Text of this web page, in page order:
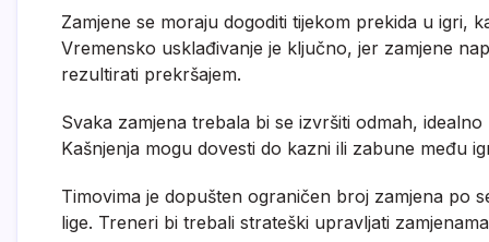
Zamjene se moraju dogoditi tijekom prekida u igri,
Vremensko usklađivanje je ključno, jer zamjene
rezultirati prekršajem.
Svaka zamjena trebala bi se izvršiti odmah,
Kašnjenja mogu dovesti do kazni ili zabune među
Timovima je dopušten ograničen broj zamjena po
lige. Treneri bi trebali strateški upravljati